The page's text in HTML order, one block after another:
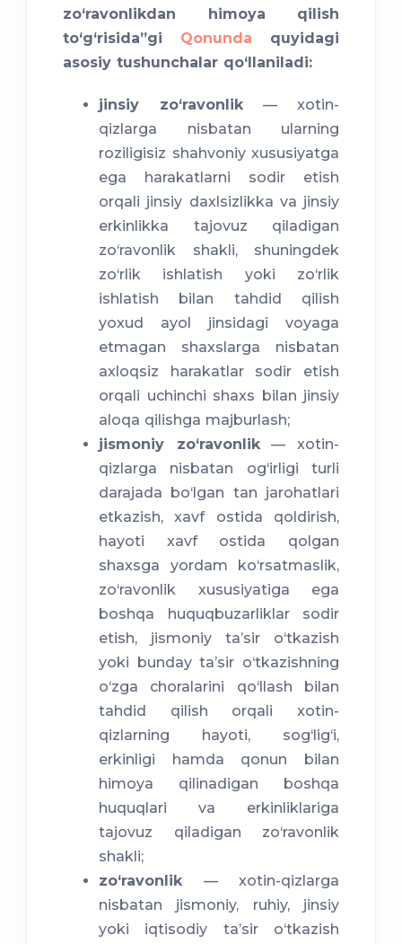
zo‘ravonlikdan himoya qilish
to‘g‘risida”gi Qonunda quyidagi
asosiy tushunchalar qo‘llaniladi:
jinsiy zo‘ravonlik— xotin-
qizlarga nisbatan ularning
roziligisiz shahvoniy xususiyatga
ega harakatlarni sodir etish
orqali jinsiy daxlsizlikka va jinsiy
erkinlikka tajovuz qiladigan
zo‘ravonlik shakli, shuningdek
zo‘rlik ishlatish yoki zo‘rlik
ishlatish bilan tahdid qilish
yoxud ayol jinsidagi voyaga
etmagan shaxslarga nisbatan
axloqsiz harakatlar sodir etish
orqali uchinchi shaxs bilan jinsiy
aloqa qilishga majburlash;
jismoniy zo‘ravonlik— xotin-
qizlarga nisbatan og‘irligi turli
darajada bo‘lgan tan jarohatlari
etkazish, xavf ostida qoldirish,
hayoti xavf ostida qolgan
shaxsga yordam ko‘rsatmaslik,
zo‘ravonlik xususiyatiga ega
boshqa huquqbuzarliklar sodir
etish, jismoniy ta’sir o‘tkazish
yoki bunday ta’sir o‘tkazishning
o‘zga choralarini qo‘llash bilan
tahdid qilish orqali xotin-
qizlarning hayoti, sog‘lig‘i,
erkinligi hamda qonun bilan
himoya qilinadigan boshqa
huquqlari va erkinliklariga
tajovuz qiladigan zo‘ravonlik
shakli;
zo‘ravonlik — xotin-qizlarga
nisbatan jismoniy, ruhiy, jinsiy
yoki iqtisodiy ta’sir o‘tkazish